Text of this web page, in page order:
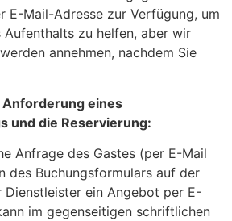
E-Mail-Adresse zur Verfügung, um
Aufenthalts zu helfen, aber wir
annehmen, nachdem Sie
eines
und die Reservierung:
Anfrage des Gastes (per E-Mail
des Buchungsformulars auf der
Dienstleister ein Angebot per E-
im gegenseitigen schriftlichen